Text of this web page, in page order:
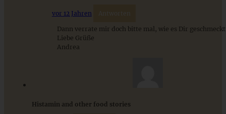
Lockerer Blaubeer-Hefekuchen mit Zimtzucker
vor 12 Jahren Antworten
Dann verrate mir doch bitte mal, wie es Dir
Liebe Grüße
Andrea
Histamin and other food stories